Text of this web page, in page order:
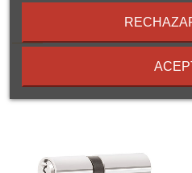
16 Otros
Misma
términos
condiciones